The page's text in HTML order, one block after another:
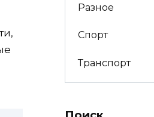
Разное
Спорт
Транспорт